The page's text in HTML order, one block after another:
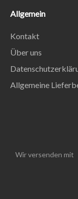
Allgemein
Kontakt
Über uns
Allgemeine
Wir versenden mit